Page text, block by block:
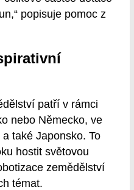
popisuje pomoc z
patří v rámci
nebo Německo, ve
také Japonsko. To
hostit světovou
zemědělství
témat.